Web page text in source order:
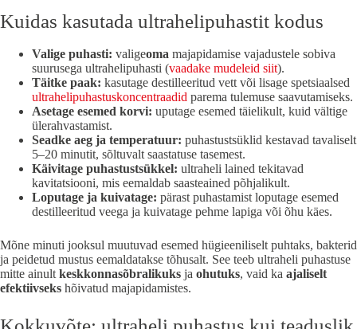
Kuidas kasutada ultrahelipuhastit kodus
Valige puhasti: valigeoma majapidamise vajadustele sobiva
suurusega ultrahelipuhasti (vaadake mudeleid siit).
Täitke paak: kasutage destilleeritud vett või lisage spetsiaalsed
ultrahelipuhastuskoncentraadid parema tulemuse saavutamiseks.
Asetage esemed korvi: uputage esemed täielikult, kuid vältige
ülerahvastamist.
Seadke aeg ja temperatuur: puhastustsüklid kestavad tavaliselt
5–20 minutit, sõltuvalt saastatuse tasemest.
Käivitage puhastustsükkel: ultraheli lained tekitavad
kavitatsiooni, mis eemaldab saasteained põhjalikult.
Loputage ja kuivatage: pärast puhastamist loputage esemed
destilleeritud veega ja kuivatage pehme lapiga või õhu käes.
Mõne minuti jooksul muutuvad esemed hügieeniliselt puhtaks, bakterid
ja peidetud mustus eemaldatakse tõhusalt. See teeb ultraheli puhastuse
mitte ainult keskkonnasõbralikuks ja ohutuks, vaid ka ajaliselt
efektiivseks hõivatud majapidamistes.